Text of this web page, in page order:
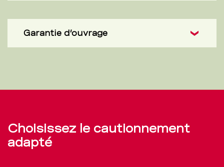
Garantie d’ouvrage
Choisissez le cautionnement
adapté